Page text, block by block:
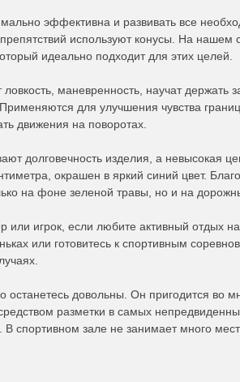
эффективна и развивать все
используют конусы. На нашем
идеально подходит для этих целей.
маневренность, научат держать
для улучшения чувства
движения на поворотах.
долговечность изделия, а невысокая
окрашен в яркий синий цвет.
на фоне зеленой травы, но и на
или игрок, если любите активный отдых
или готовитесь к спортивным
останетесь довольны. Он пригодится во
разметки в самых
спортивном зале не занимает много